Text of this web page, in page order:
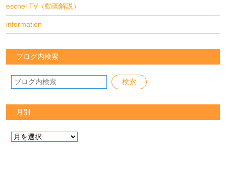
escnel TV（動画解説）
information
ブログ内検索
月別